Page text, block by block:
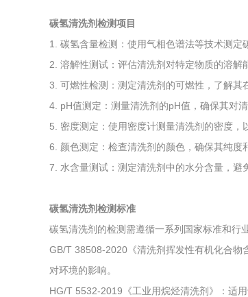
碳氢清洗剂检测项目
1. 碳氢含量检测：使用气相色谱法等技术测定
2. 溶解性测试：评估清洗剂对特定物质的溶解
3. 可燃性检测：测定清洗剂的可燃性，了解其
4. pH值测定：测量清洗剂的pH值，确保其对清
5. 密度测定：使用密度计测量清洗剂的密度，
6. 颜色测定：检查清洗剂的颜色，确保其纯度
7. 水含量测试：测定清洗剂中的水分含量，避
碳氢清洗剂检测标准
碳氢清洗剂的检测需遵循一系列国家标准和行
GB/T 38508-2020《清洗剂挥发性有机化合物
对环境的影响。
HG/T 5532-2019《工业用烷烃清洗剂》：适